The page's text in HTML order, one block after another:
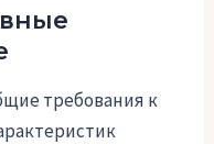
требования к